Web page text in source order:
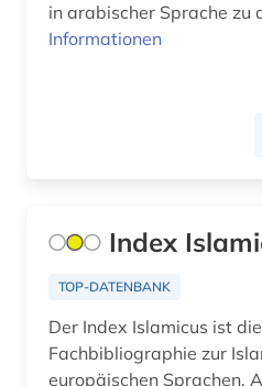
mittelasien (1)
musikaufnahme (1)
märchen (1)
naher osten (15)
in arabischer Sprache zu
Informationen
Index
TOP-DATENBANK
Der Index Islamicus ist
Fachbibliographie zur Islamwissenschaft in
europäischen Sprachen.